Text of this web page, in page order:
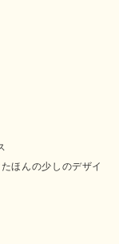
ほんの少しのデザイ